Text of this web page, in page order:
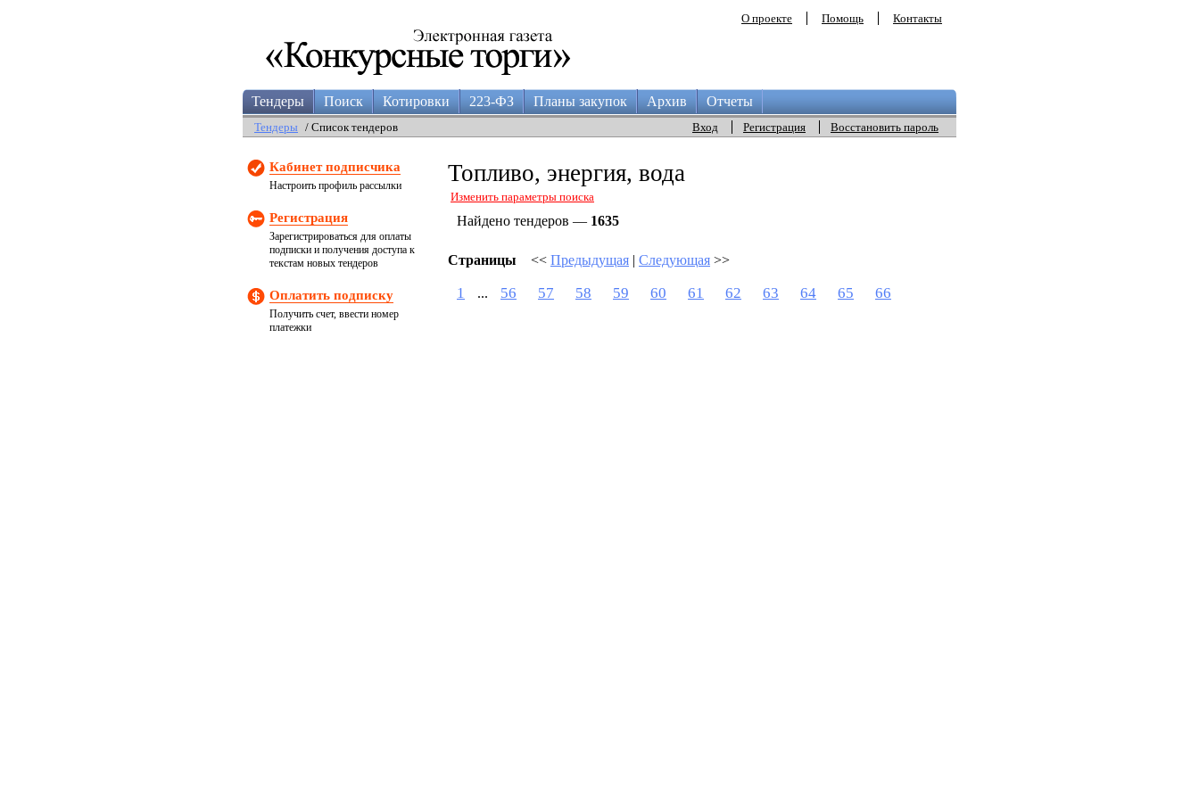
О проекте Помощь Контакты
Тендеры Поиск Котировки 223-ФЗ Планы закупок Архив Отчеты
Вход Регистрация Восстановить пароль
Тендеры / Список тендеров
Кабинет подписчика
Настроить профиль рассылки
Регистрация
Зарегистрироваться для оплаты
подписки и получения доступа к
текстам новых тендеров
Оплатить подписку
Получить счет, ввести номер
платежки
Топливо, энергия, вода
Изменить параметры поиска
Найдено тендеров — 1635
Страницы << Предыдущая | Следующая >>
1 ... 56 57 58 59 60 61 62 63 64 65 66